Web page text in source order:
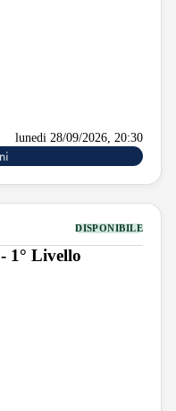
lunedi 28/09/2026, 20:30
DISPONIBILE
1° Livello